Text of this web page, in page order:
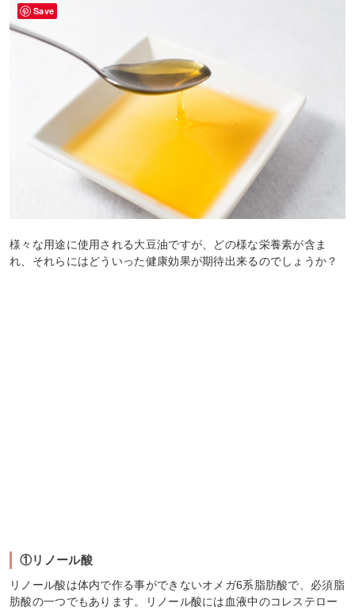
様々な用途に使用される大豆油ですが、どの様な栄養素が含ま
れ、それらにはどういった健康効果が期待出来るのでしょうか？
①リノール酸
リノール酸は体内で作る事ができないオメガ6系脂肪酸で、必須脂
肪酸の一つでもあります。リノール酸には血液中のコレステロー
Save